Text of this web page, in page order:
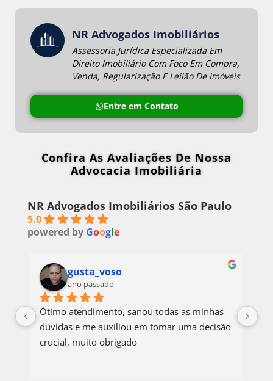
NR Advogados Imobiliários
Assessoria Jurídica Especializada Em
Direito Imobiliário Com Foco Em Compra,
Venda, Regularização E Leilão De Imóveis
Entre em Contato
Confira As Avaliações De Nossa
Advocacia Imobiliária
NR Advogados Imobiliários São Paulo
5.0
powered by Google
gusta_voso
ano passado
Ótimo atendimento, sanou todas as minhas
dúvidas e me auxiliou em tomar uma decisão
crucial, muito obrigado